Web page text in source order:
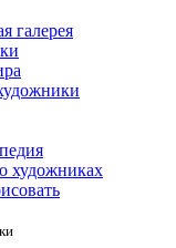
галерея
художниках